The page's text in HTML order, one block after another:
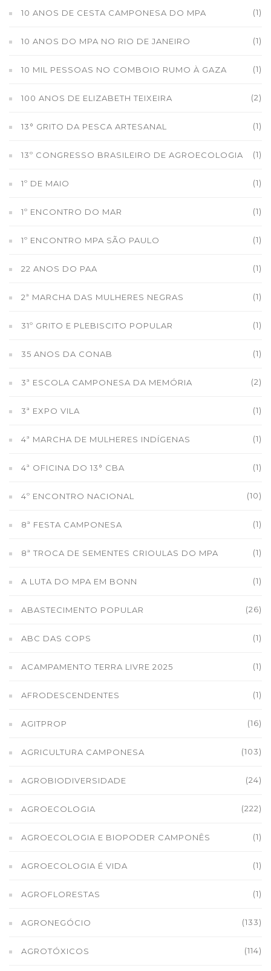
10 ANOS DE CESTA CAMPONESA DO MPA (1)
10 ANOS DO MPA NO RIO DE JANEIRO (1)
10 MIL PESSOAS NO COMBOIO RUMO À GAZA (1)
100 ANOS DE ELIZABETH TEIXEIRA (2)
13° GRITO DA PESCA ARTESANAL (1)
13º CONGRESSO BRASILEIRO DE AGROECOLOGIA (1)
1º DE MAIO (1)
1º ENCONTRO DO MAR (1)
1º ENCONTRO MPA SÃO PAULO (1)
22 ANOS DO PAA (1)
2ª MARCHA DAS MULHERES NEGRAS (1)
31º GRITO E PLEBISCITO POPULAR (1)
35 ANOS DA CONAB (1)
3ª ESCOLA CAMPONESA DA MEMÓRIA (2)
3ª EXPO VILA (1)
4ª MARCHA DE MULHERES INDÍGENAS (1)
4ª OFICINA DO 13° CBA (1)
4º ENCONTRO NACIONAL (10)
8ª FESTA CAMPONESA (1)
8ª TROCA DE SEMENTES CRIOULAS DO MPA (1)
A LUTA DO MPA EM BONN (1)
ABASTECIMENTO POPULAR (26)
ABC DAS COPS (1)
ACAMPAMENTO TERRA LIVRE 2025 (1)
AFRODESCENDENTES (1)
AGITPROP (16)
AGRICULTURA CAMPONESA (103)
AGROBIODIVERSIDADE (24)
AGROECOLOGIA (222)
AGROECOLOGIA E BIOPODER CAMPONÊS (1)
AGROECOLOGIA É VIDA (1)
AGROFLORESTAS (1)
AGRONEGÓCIO (133)
AGROTÓXICOS (114)